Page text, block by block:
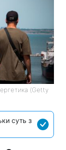
(Getty
суть з